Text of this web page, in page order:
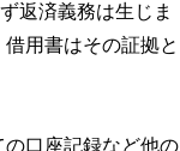
返済義務は生じま
借用書はその証拠と
口座記録など他の